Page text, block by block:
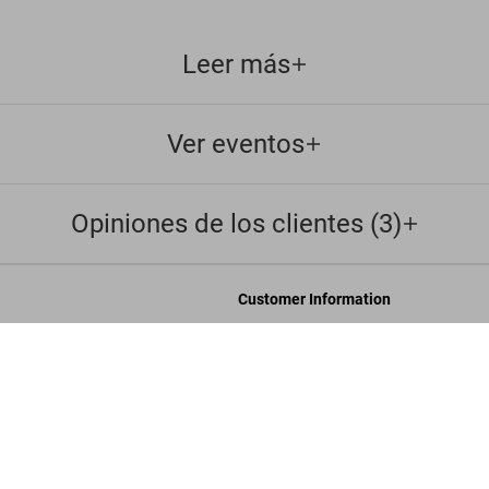
Leer más
Ver eventos
Opiniones de los clientes (3)
Customer Information